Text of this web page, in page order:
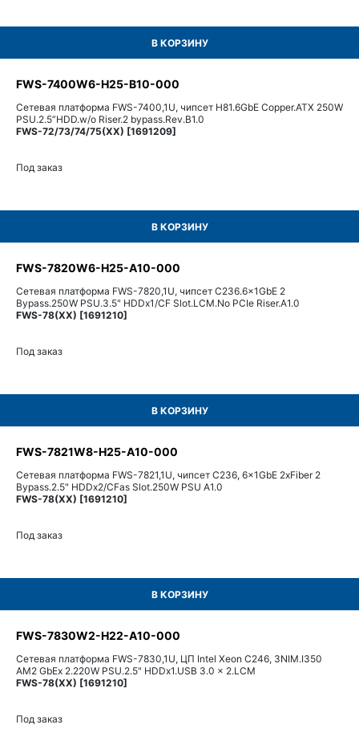
В КОРЗИНУ
FWS-7400W6-H25-B10-000
Сетевая платформа FWS-7400,1U, чипсет H81.6GbE Copper.ATX 250W
PSU.2.5”HDD.w/o Riser.2 bypass.Rev.B1.0
FWS-72/73/74/75(XX) [1691209]
Под заказ
В КОРЗИНУ
FWS-7820W6-H25-A10-000
Сетевая платформа FWS-7820,1U, чипсет C236.6x1GbE 2
Bypass.250W PSU.3.5" HDDx1/CF Slot.LCM.No PCIe Riser.A1.0
FWS-78(XX) [1691210]
Под заказ
В КОРЗИНУ
FWS-7821W8-H25-A10-000
Сетевая платформа FWS-7821,1U, чипсет C236, 6x1GbE 2xFiber 2
Bypass.2.5" HDDx2/CFas Slot.250W PSU A1.0
FWS-78(XX) [1691210]
Под заказ
В КОРЗИНУ
FWS-7830W2-H22-A10-000
Сетевая платформа FWS-7830,1U, ЦП Intel Xeon C246, 3NIM.I350
AM2 GbEx 2.220W PSU.2.5" HDDx1.USB 3.0 x 2.LCM
FWS-78(XX) [1691210]
Под заказ